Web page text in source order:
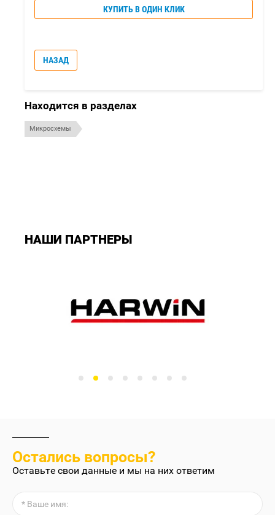
КУПИТЬ В ОДИН КЛИК
НАЗАД
Находится в разделах
Микросхемы
НАШИ ПАРТНЕРЫ
Остались вопросы?
Оставьте свои данные и мы на них ответим